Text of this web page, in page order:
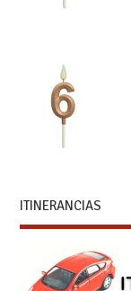
ITINERANCIAS